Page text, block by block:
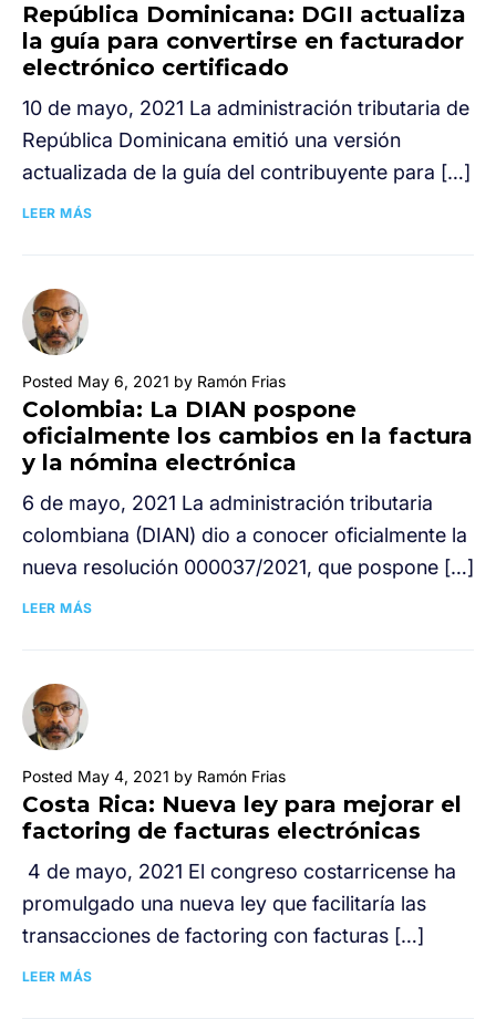
República Dominicana: DGII actualiza
la guía para convertirse en facturador
electrónico certificado
10 de mayo, 2021 La administración tributaria de
República Dominicana emitió una versión
actualizada de la guía del contribuyente para […]
LEER MÁS
Posted May 6, 2021 by Ramón Frias
Colombia: La DIAN pospone
oficialmente los cambios en la factura
y la nómina electrónica
6 de mayo, 2021 La administración tributaria
colombiana (DIAN) dio a conocer oficialmente la
nueva resolución 000037/2021, que pospone […]
LEER MÁS
Posted May 4, 2021 by Ramón Frias
Costa Rica: Nueva ley para mejorar el
factoring de facturas electrónicas
4 de mayo, 2021 El congreso costarricense ha
promulgado una nueva ley que facilitaría las
transacciones de factoring con facturas […]
LEER MÁS